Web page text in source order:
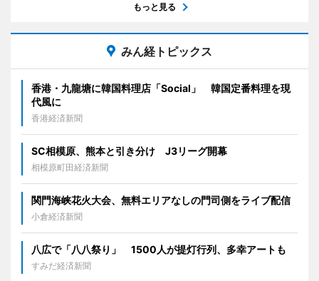
もっと見る
みん経トピックス
香港・九龍塘に韓国料理店「Social」 韓国定番料理を現
代風に
香港経済新聞
SC相模原、熊本と引き分け J3リーグ開幕
相模原町田経済新聞
関門海峡花火大会、無料エリアなしの門司側をライブ配信
小倉経済新聞
八広で「八八祭り」 1500人が提灯行列、多幸アートも
すみだ経済新聞